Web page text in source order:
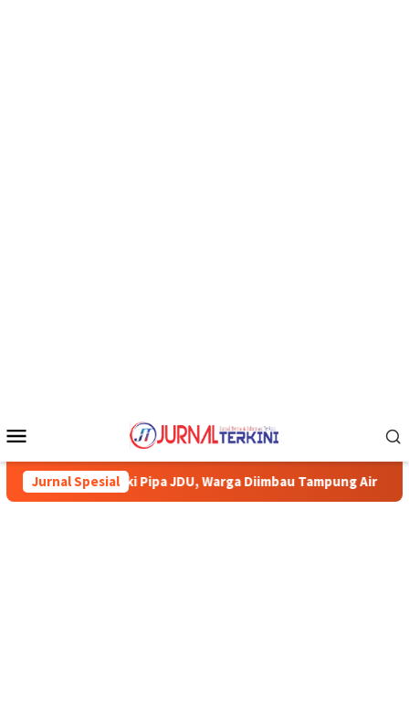
Mobile
Jurnal Spesial
Pipa JDU, Warga Diimbau Tampung Air Pemkab